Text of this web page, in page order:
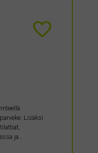
Lisäksi
ja…